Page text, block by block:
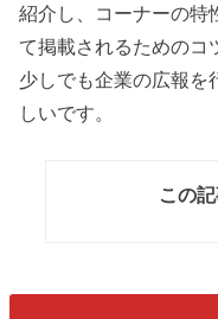
紹介し、コーナーの特
て掲載されるためのコ
少しでも企業の広報を
しいです。
この